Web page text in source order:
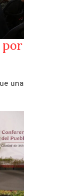
por
una